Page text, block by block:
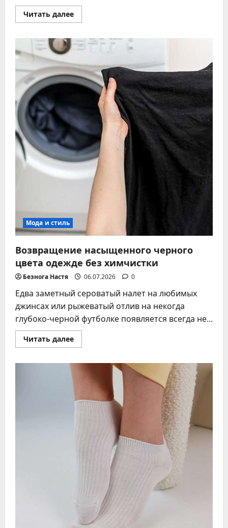
Читать далееПрочитать
больше
на
шею
способы
завязывания
20
вариантов
Мода и стиль
Возвращение насыщенного черного
цвета одежде без химчистки
Безнога Настя 06.07.2026 0
Едва заметный сероватый налет на любимых
джинсах или рыжеватый отлив на некогда
глубоко-черной футболке появляется всегда не...
Читать далееПрочитать
больше
насыщенного
цвета
одежде
без
химчистки